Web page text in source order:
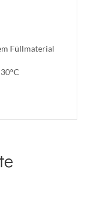
Füllmaterial